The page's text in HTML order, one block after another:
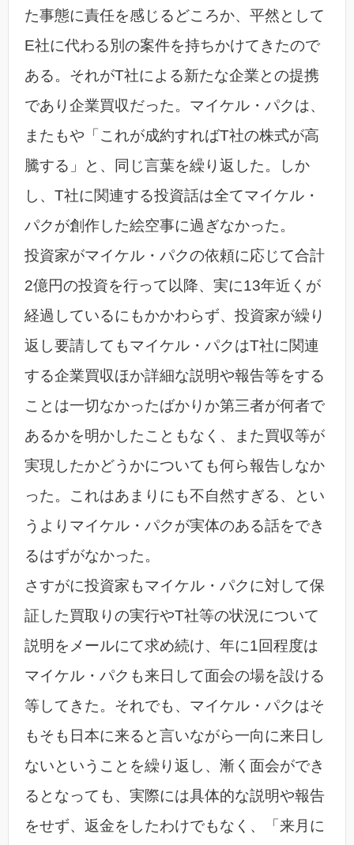
た事態に責任を感じるどころか、平然として
E社に代わる別の案件を持ちかけてきたので
ある。それがT社による新たな企業との提携
であり企業買収だった。マイケル・パクは、
またもや「これが成約すればT社の株式が高
騰する」と、同じ言葉を繰り返した。しか
し、T社に関連する投資話は全てマイケル・
パクが創作した絵空事に過ぎなかった。
投資家がマイケル・パクの依頼に応じて合計
2億円の投資を行って以降、実に13年近くが
経過しているにもかかわらず、投資家が繰り
返し要請してもマイケル・パクはT社に関連
する企業買収ほか詳細な説明や報告等をする
ことは一切なかったばかりか第三者が何者で
あるかを明かしたこともなく、また買収等が
実現したかどうかについても何ら報告しなか
った。これはあまりにも不自然すぎる、とい
うよりマイケル・パクが実体のある話をでき
るはずがなかった。
さすがに投資家もマイケル・パクに対して保
証した買取りの実行やT社等の状況について
説明をメールにて求め続け、年に1回程度は
マイケル・パクも来日して面会の場を設ける
等してきた。それでも、マイケル・パクはそ
もそも日本に来ると言いながら一向に来日し
ないということを繰り返し、漸く面会ができ
るとなっても、実際には具体的な説明や報告
をせず、返金をしたわけでもなく、「来月に